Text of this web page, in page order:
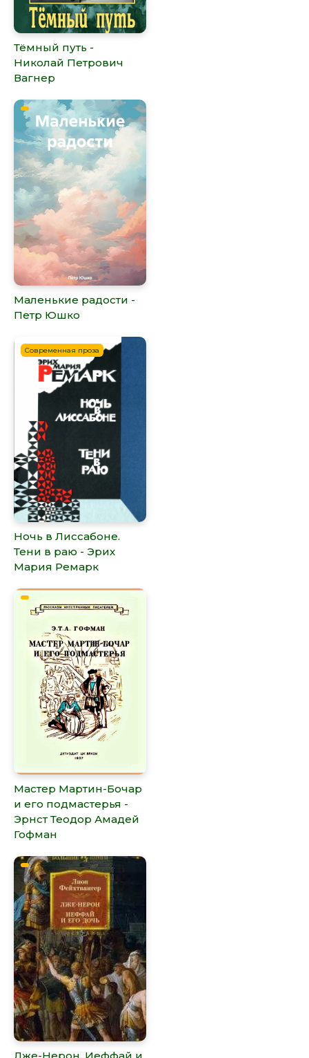
Тёмный путь -
Николай Петрович
Вагнер
Маленькие радости -
Петр Юшко
Современная проза
Ночь в Лиссабоне.
Тени в раю - Эрих
Мария Ремарк
Мастер Мартин-Бочар
и его подмастерья -
Эрнст Теодор Амадей
Гофман